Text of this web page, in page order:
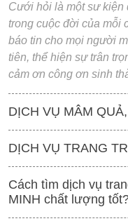
Cưới hỏi là một sư kiện
trong cuộc đời của mỗi
báo tin cho mọi người
tiên, thể hiện sự trân
cảm ơn công ơn sinh
DỊCH VỤ MÂM
DỊCH VỤ TRANG
Cách tìm dịch vụ
MINH chất lượng